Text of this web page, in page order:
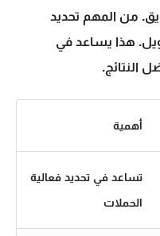
من المهم تحديد
هذا يساعد في
النتائج.
أهمية
تساعد في تحديد فعالية
الحملات